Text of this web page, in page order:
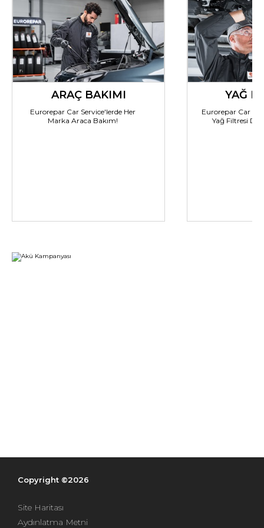
ARAÇ BAKIMI
Eurorepar Car Service'lerde Her
Marka Araca Bakım!
YAĞ
Eurorepar Car
Yağ Filtresi
Copyright ©2026
Site Haritası
Aydınlatma Metni